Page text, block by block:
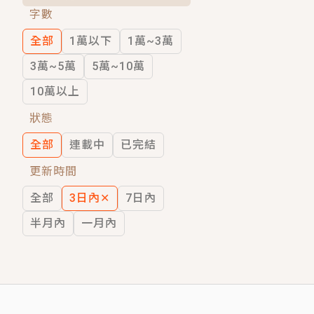
穿越｜《穿越遠古後成了野人娘子》你
字數
全部
1萬以下
1萬~3萬
3萬~5萬
5萬~10萬
10萬以上
狀態
全部
連載中
已完結
更新時間
全部
3日內 ✕
7日內
半月內
一月內